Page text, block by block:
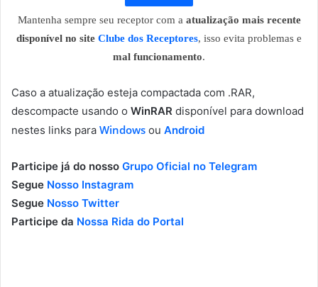
Mantenha sempre seu receptor com a atualização mais recente
disponível no site Clube dos Receptores, isso evita problemas e
mal funcionamento.
Caso a atualização esteja compactada com .RAR,
descompacte usando o WinRAR disponível para download
nestes links para Windows ou Android
Participe já do nosso Grupo Oficial no Telegram
Segue Nosso Instagram
Segue Nosso Twitter
Participe da Nossa Rida do Portal